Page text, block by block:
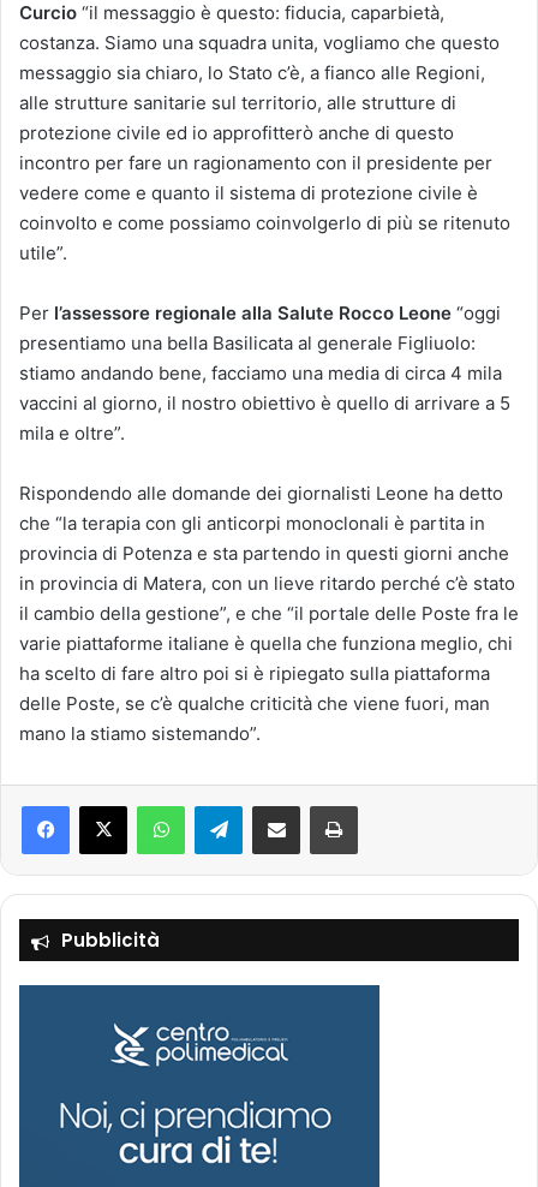
Curcio “il messaggio è questo: fiducia, caparbietà,
costanza. Siamo una squadra unita, vogliamo che questo
messaggio sia chiaro, lo Stato c’è, a fianco alle Regioni,
alle strutture sanitarie sul territorio, alle strutture di
protezione civile ed io approfitterò anche di questo
incontro per fare un ragionamento con il presidente per
vedere come e quanto il sistema di protezione civile è
coinvolto e come possiamo coinvolgerlo di più se ritenuto
utile”.
Per l’assessore regionale alla Salute Rocco Leone “oggi
presentiamo una bella Basilicata al generale Figliuolo:
stiamo andando bene, facciamo una media di circa 4 mila
vaccini al giorno, il nostro obiettivo è quello di arrivare a 5
mila e oltre”.
Rispondendo alle domande dei giornalisti Leone ha detto
che “la terapia con gli anticorpi monoclonali è partita in
provincia di Potenza e sta partendo in questi giorni anche
in provincia di Matera, con un lieve ritardo perché c’è stato
il cambio della gestione”, e che “il portale delle Poste fra le
varie piattaforme italiane è quella che funziona meglio, chi
ha scelto di fare altro poi si è ripiegato sulla piattaforma
delle Poste, se c’è qualche criticità che viene fuori, man
mano la stiamo sistemando”.
Telegram
Pubblicità